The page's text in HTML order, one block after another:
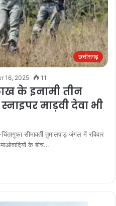
छत्तीसगढ़
16, 2025 11
के इनामी तीन
माड़वी देवा भी
सीमावर्ती तुमालपाड़ जंगल में रविवार
के बीच…